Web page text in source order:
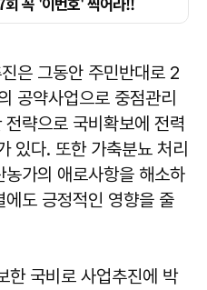
은 그동안 주민반대로 2
공약사업으로 중점관리
략으로 국비확보에 전력
있다. 또한 가축분뇨 처리
가의 애로사항을 해소하
도 긍정적인 영향을 줄
한 국비로 사업추진에 박